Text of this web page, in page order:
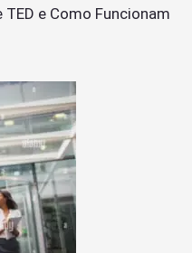
TED e Como Funcionam